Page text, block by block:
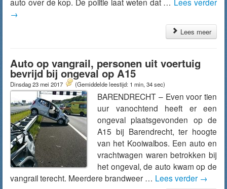
→
Lees meer
Auto op vangrail, personen uit voertuig
bevrijd bij ongeval op A15
Dinsdag 23 mei 2017 (Gemiddelde leestijd: 1 min, 34 sec)
BARENDRECHT – Even voor tien
uur vanochtend heeft er een
ongeval plaatsgevonden op de
A15 bij Barendrecht, ter hoogte
van het Kooiwalbos. Een auto en
vrachtwagen waren betrokken bij
het ongeval, de auto kwam op de
vangrail terecht. Meerdere brandweer … Lees verder →